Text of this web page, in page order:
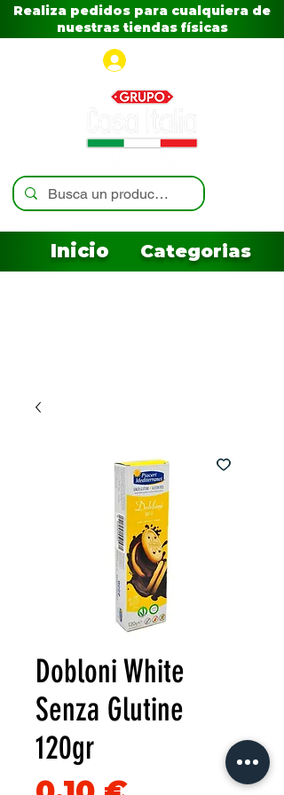
Realiza pedidos para cualquiera de
nuestras tiendas físicas
Inicio Categorias
Dobloni White
Senza Glutine
120gr